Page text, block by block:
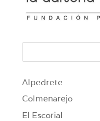
Alpedrete
Colmenarejo
El Escorial